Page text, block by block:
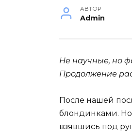
АВТОР
Admin
Не научные, но
Продолжение
После нашей
блондинками. Но
взявшись под